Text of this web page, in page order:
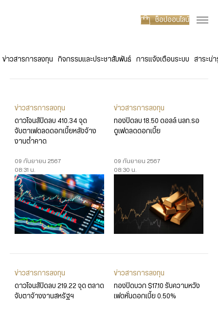
ช็อปออนไลน์
ข่าวสารการลงทุน กิจกรรมและประชาสัมพันธ์ การแจ้งเตือนระบบ สาระน่า
ข่าวสารการลงทุน
ดาวโจนส์ปิดลบ 410.34 จุด
จับตาเฟดลดดอกเบี้ยหลังจ้าง
งานต่ำคาด
09 กันยายน 2567
08:31 น.
ข่าวสารการลงทุน
ทองปิดลบ 18.50 ดอลล์ นลท.รอ
ดูเฟดลดดอกเบี้ย
09 กันยายน 2567
08:30 น.
ข่าวสารการลงทุน
ดาวโจนส์ปิดลบ 219.22 จุด ตลาด
จับตาจ้างงานสหรัฐฯ
ข่าวสารการลงทุน
ทองปิดบวก $17.10 รับความหวัง
เฟดหั่นดอกเบี้ย 0.50%